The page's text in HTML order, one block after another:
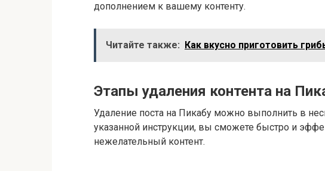
дополнением к вашему контенту.
Читайте также: Как вкусно приготовить
Этапы удаления контента на
Удаление поста на Пикабу можно выполнить в
указанной инструкции, вы сможете быстро и
нежелательный контент.